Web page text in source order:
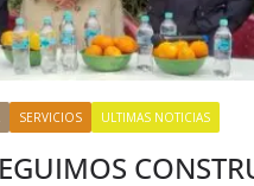
SERVICIOS ULTIMAS NOTICIAS